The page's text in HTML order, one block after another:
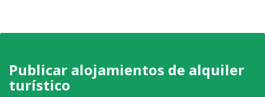
Publicar alojamientos de alquiler
turístico